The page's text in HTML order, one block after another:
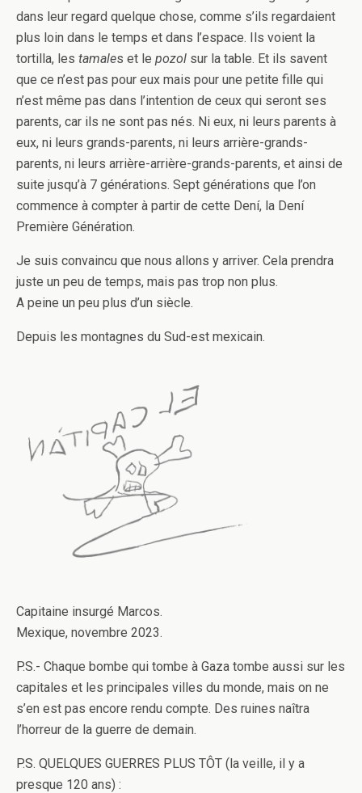
dans leur regard quelque chose, comme s’ils regardaient
plus loin dans le temps et dans l’espace. Ils voient la
tortilla, les tamales et le pozol sur la table. Et ils savent
que ce n’est pas pour eux mais pour une petite fille qui
n’est même pas dans l’intention de ceux qui seront ses
parents, car ils ne sont pas nés. Ni eux, ni leurs parents à
eux, ni leurs grands-parents, ni leurs arrière-grands-
parents, ni leurs arrière-arrière-grands-parents, et ainsi de
suite jusqu’à 7 générations. Sept générations que l’on
commence à compter à partir de cette Dení, la Dení
Première Génération.
Je suis convaincu que nous allons y arriver. Cela prendra
juste un peu de temps, mais pas trop non plus.
A peine un peu plus d’un siècle.
Depuis les montagnes du Sud-est mexicain.
Capitaine insurgé Marcos.
Mexique, novembre 2023.
P.S.- Chaque bombe qui tombe à Gaza tombe aussi sur les
capitales et les principales villes du monde, mais on ne
s’en est pas encore rendu compte. Des ruines naîtra
l’horreur de la guerre de demain.
P.S. QUELQUES GUERRES PLUS TÔT (la veille, il y a
presque 120 ans) :